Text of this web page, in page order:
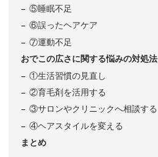
⑤睡眠不足
⑥誤ったヘアケア
⑦運動不足
おでこの広さに関する悩みの対処法
①生活習慣の見直し
②育毛剤を活用する
③サロンやクリニックへ相談する
④ヘアスタイルを変える
まとめ